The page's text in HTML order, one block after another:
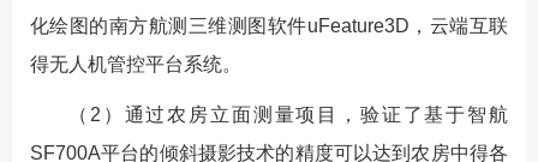
化绘图的南方航测三维测图软件uFeature3D，云端互联
得无人机管控平台系统。
（2）通过农房立面测量项目，验证了基于智航
SF700A平台的倾斜摄影技术的精度可以达到农房中得各